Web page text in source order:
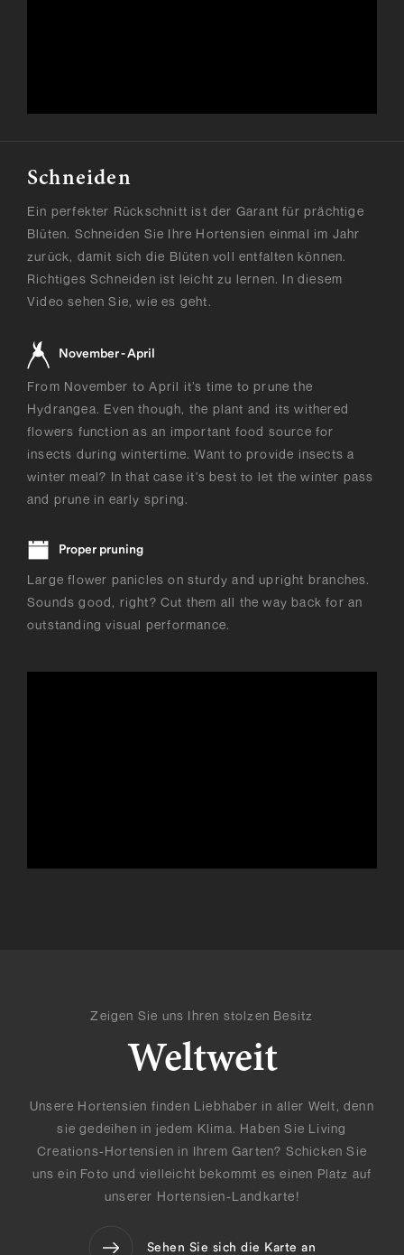
Schneiden
Ein perfekter Rückschnitt ist der Garant für prächtige
Blüten. Schneiden Sie Ihre Hortensien einmal im Jahr
zurück, damit sich die Blüten voll entfalten können.
Richtiges Schneiden ist leicht zu lernen. In diesem
Video sehen Sie, wie es geht.
November - April
From November to April it’s time to prune the
Hydrangea. Even though, the plant and its withered
flowers function as an important food source for
insects during wintertime. Want to provide insects a
winter meal? In that case it's best to let the winter pass
and prune in early spring.
Proper pruning
Large flower panicles on sturdy and upright branches.
Sounds good, right? Cut them all the way back for an
outstanding visual performance.
Zeigen Sie uns Ihren stolzen Besitz
Weltweit
Unsere Hortensien finden Liebhaber in aller Welt, denn
sie gedeihen in jedem Klima. Haben Sie Living
Creations-Hortensien in Ihrem Garten? Schicken Sie
uns ein Foto und vielleicht bekommt es einen Platz auf
unserer Hortensien-Landkarte!
Sehen Sie sich die Karte an